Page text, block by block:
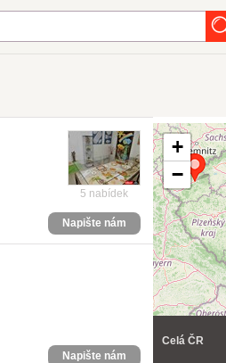
5 nabídek
Napište nám
Napište nám
+
−
Celá ČR